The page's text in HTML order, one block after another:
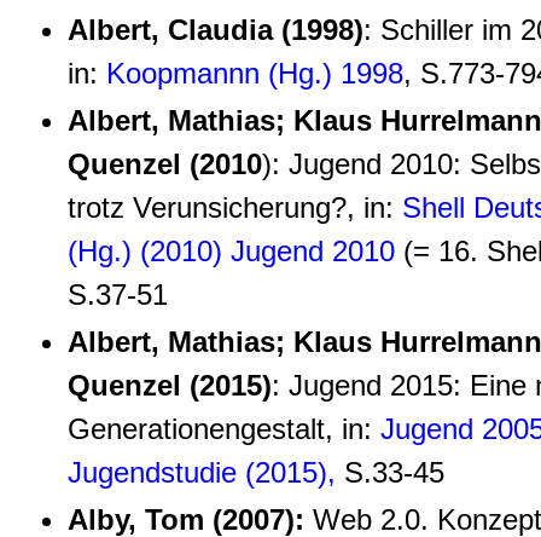
Albert, Claudia (1998): Schiller im
in: Koopmannn (Hg.) 1998, S.773-
Albert, Mathias; Klaus
Quenzel (2010): Jugend 2010:
trotz Verunsicherung?, in: Shell
(Hg.) (2010) Jugend 2010 (= 16.
S.37-51
Albert, Mathias; Klaus
Quenzel (2015): Jugend 2015: Eine
Generationengestalt, in: Jugend
Jugendstudie (2015), S.33-45
Alby, Tom (2007): Web 2.0.